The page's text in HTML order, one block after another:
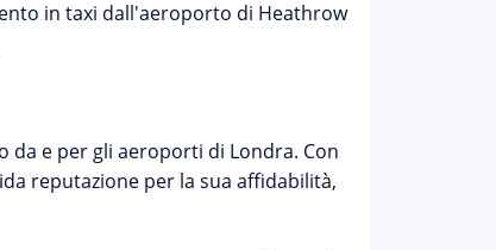
in taxi dall'aeroporto di Heathrow
da e per gli aeroporti di Londra. Con
reputazione per la sua affidabilità,